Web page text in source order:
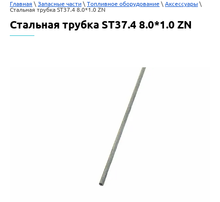
Главная \ Запасные части \ Топливное оборудование \ Аксессуары \
Стальная трубка ST37.4 8.0*1.0 ZN
Стальная трубка ST37.4 8.0*1.0 ZN